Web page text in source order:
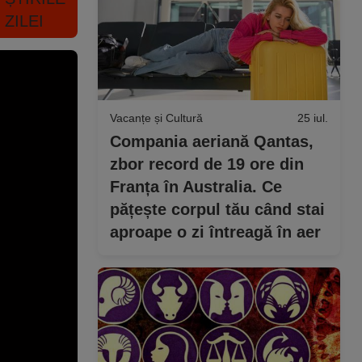
Vacanțe și Cultură 25 iul.
Compania aeriană Qantas,
zbor record de 19 ore din
Franța în Australia. Ce
pățește corpul tău când stai
aproape o zi întreagă în aer